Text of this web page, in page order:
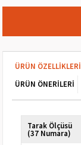
ÜRÜN ÖZELLIKLERI
ÜRÜN ÖNERILERI
Tarak Ölçüsü
(37 Numara)